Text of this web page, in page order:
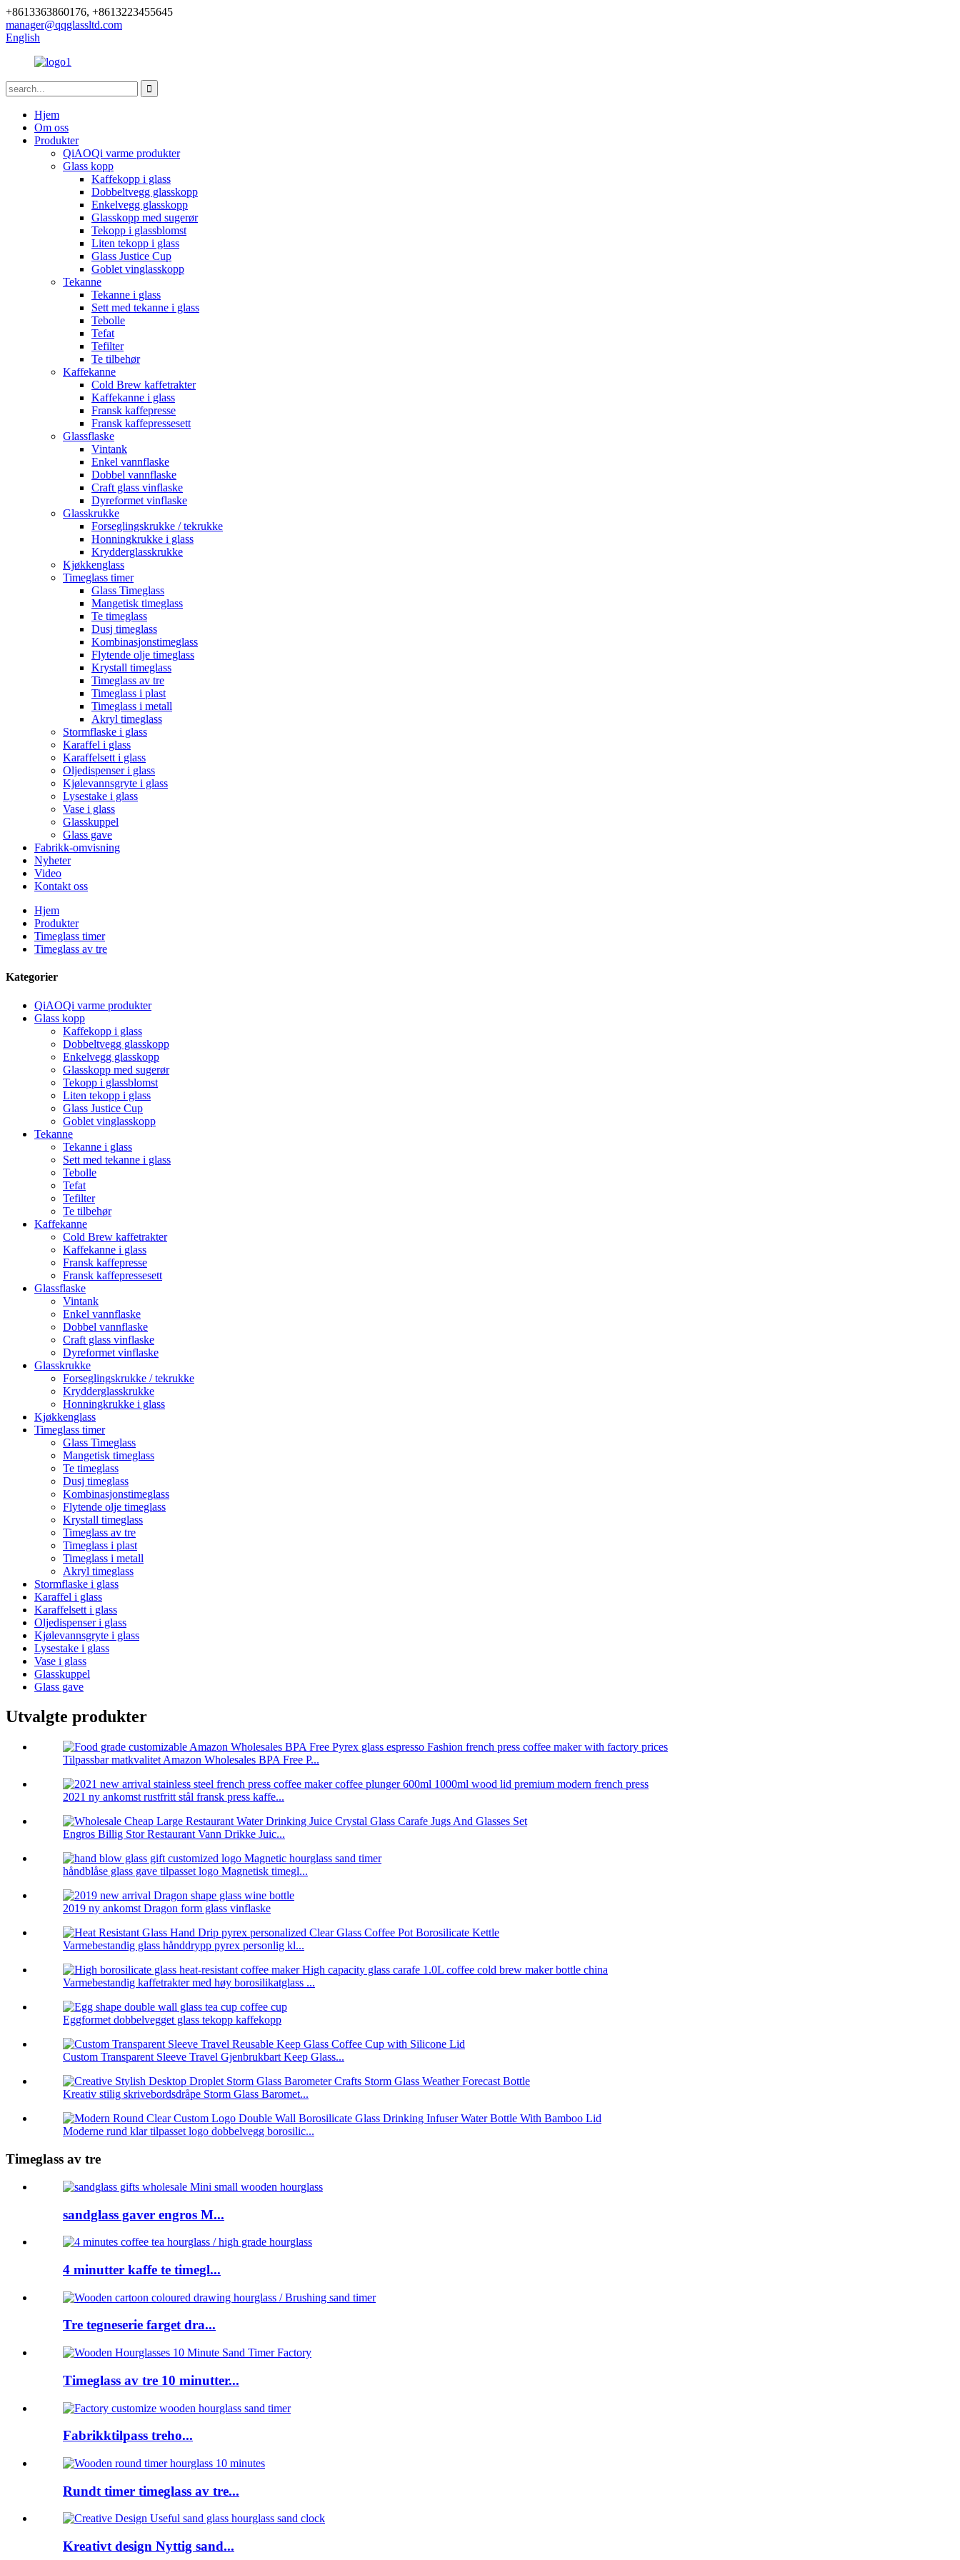
+8613363860176, +8613223455645
manager@qqglassltd.com
English
Hjem
Om oss
Produkter
QiAOQi varme produkter
Glass kopp
Kaffekopp i glass
Dobbeltvegg glasskopp
Enkelvegg glasskopp
Glasskopp med sugerør
Tekopp i glassblomst
Liten tekopp i glass
Glass Justice Cup
Goblet vinglasskopp
Tekanne
Tekanne i glass
Sett med tekanne i glass
Tebolle
Tefat
Tefilter
Te tilbehør
Kaffekanne
Cold Brew kaffetrakter
Kaffekanne i glass
Fransk kaffepresse
Fransk kaffepressesett
Glassflaske
Vintank
Enkel vannflaske
Dobbel vannflaske
Craft glass vinflaske
Dyreformet vinflaske
Glasskrukke
Forseglingskrukke / tekrukke
Honningkrukke i glass
Krydderglasskrukke
Kjøkkenglass
Timeglass timer
Glass Timeglass
Mangetisk timeglass
Te timeglass
Dusj timeglass
Kombinasjonstimeglass
Flytende olje timeglass
Krystall timeglass
Timeglass av tre
Timeglass i plast
Timeglass i metall
Akryl timeglass
Stormflaske i glass
Karaffel i glass
Karaffelsett i glass
Oljedispenser i glass
Kjølevannsgryte i glass
Lysestake i glass
Vase i glass
Glasskuppel
Glass gave
Fabrikk-omvisning
Nyheter
Video
Kontakt oss
Hjem
Produkter
Timeglass timer
Timeglass av tre
Kategorier
QiAOQi varme produkter
Glass kopp
Kaffekopp i glass
Dobbeltvegg glasskopp
Enkelvegg glasskopp
Glasskopp med sugerør
Tekopp i glassblomst
Liten tekopp i glass
Glass Justice Cup
Goblet vinglasskopp
Tekanne
Tekanne i glass
Sett med tekanne i glass
Tebolle
Tefat
Tefilter
Te tilbehør
Kaffekanne
Cold Brew kaffetrakter
Kaffekanne i glass
Fransk kaffepresse
Fransk kaffepressesett
Glassflaske
Vintank
Enkel vannflaske
Dobbel vannflaske
Craft glass vinflaske
Dyreformet vinflaske
Glasskrukke
Forseglingskrukke / tekrukke
Krydderglasskrukke
Honningkrukke i glass
Kjøkkenglass
Timeglass timer
Glass Timeglass
Mangetisk timeglass
Te timeglass
Dusj timeglass
Kombinasjonstimeglass
Flytende olje timeglass
Krystall timeglass
Timeglass av tre
Timeglass i plast
Timeglass i metall
Akryl timeglass
Stormflaske i glass
Karaffel i glass
Karaffelsett i glass
Oljedispenser i glass
Kjølevannsgryte i glass
Lysestake i glass
Vase i glass
Glasskuppel
Glass gave
Utvalgte produkter
Tilpassbar matkvalitet Amazon Wholesales BPA Free P...
2021 ny ankomst rustfritt stål fransk press kaffe...
Engros Billig Stor Restaurant Vann Drikke Juic...
håndblåse glass gave tilpasset logo Magnetisk timegl...
2019 ny ankomst Dragon form glass vinflaske
Varmebestandig glass hånddrypp pyrex personlig kl...
Varmebestandig kaffetrakter med høy borosilikatglass ...
Eggformet dobbelvegget glass tekopp kaffekopp
Custom Transparent Sleeve Travel Gjenbrukbart Keep Glass...
Kreativ stilig skrivebordsdråpe Storm Glass Baromet...
Moderne rund klar tilpasset logo dobbelvegg borosilic...
Timeglass av tre
sandglass gaver engros M...
4 minutter kaffe te timegl...
Tre tegneserie farget dra...
Timeglass av tre 10 minutter...
Fabrikktilpass treho...
Rundt timer timeglass av tre...
Kreativt design Nyttig sand...